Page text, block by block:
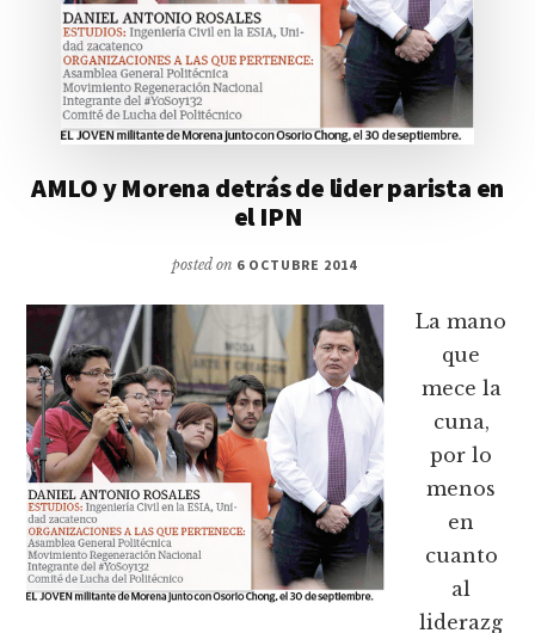
AMLO y Morena detrás de lider parista en
el IPN
posted on 6 OCTUBRE 2014
La mano
que
mece la
cuna,
por lo
menos
en
cuanto
al
liderazg